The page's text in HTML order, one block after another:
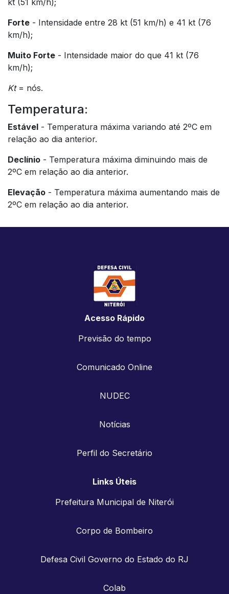
Forte - Intensidade entre 28 kt (51 km/h) e 41 kt (76
km/h);
Muito Forte - Intensidade maior do que 41 kt (76
km/h);
Kt= nós.
Temperatura:
Estável - Temperatura máxima variando até 2ºC em
relação ao dia anterior.
Declínio - Temperatura máxima diminuindo mais de
2ºC em relação ao dia anterior.
Elevação - Temperatura máxima aumentando mais de
2ºC em relação ao dia anterior.
Acesso Rápido
Previsão do tempo
Comunicado Online
NUDEC
Notícias
Perfil do Secretário
Links Úteis
Prefeitura Municipal de Niterói
Corpo de Bombeiro
Defesa Civil Governo do Estado do RJ
Colab